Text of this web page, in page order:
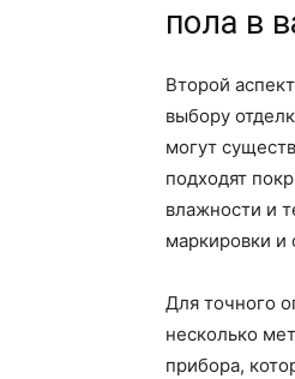
пола в
Второй
выбору
могут
подходят
влажности и
маркировки и
Для точного
несколько
прибора,